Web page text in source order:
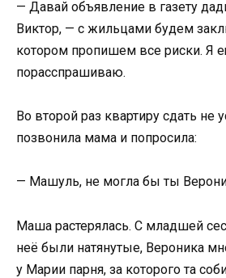
— Давай объявление в газету
Виктор, — с жильцами будем
котором пропишем все риски. Я
порасспрашиваю.
Во второй раз квартиру сдать
позвонила мама и попросила:
— Машуль, не могла бы ты
Маша растерялась. С младшей
неё были натянутые, Вероника
у Марии парня, за которого та